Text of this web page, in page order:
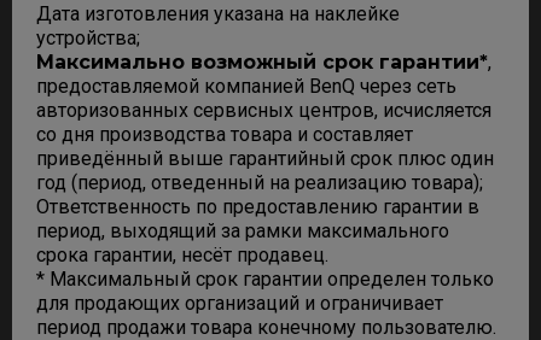
Дата изготовления указана на наклейке
устройства;
Максимально возможный срок гарантии*,
предоставляемой компанией BenQ через сеть
авторизованных сервисных центров, исчисляется
со дня производства товара и составляет
приведённый выше гарантийный срок плюс один
год (период, отведенный на реализацию товара);
Ответственность по предоставлению гарантии в
период, выходящий за рамки максимального
срока гарантии, несёт продавец.
* Максимальный срок гарантии определен только
для продающих организаций и ограничивает
период продажи товара конечному пользователю.